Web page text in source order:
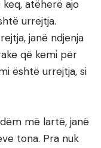
atëherë ajo
urrejtja.
janë ndjenja
që kemi për
është urrejtja, si
më lartë, janë
tona. Pra nuk